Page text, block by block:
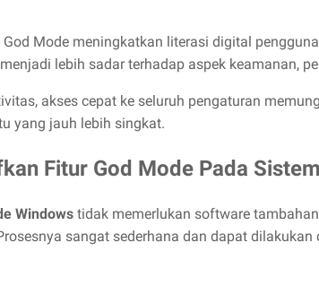
Mode meningkatkan literasi digital
lebih sadar terhadap aspek keamanan,
akses cepat ke seluruh pengaturan
yang jauh lebih singkat.
Fitur God Mode Pada
Windows tidak memerlukan software
sangat sederhana dan dapat